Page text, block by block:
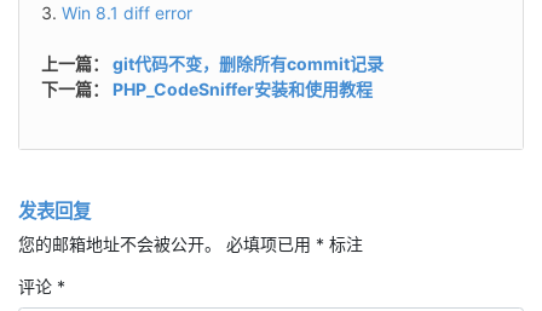
Win 8.1 diff error
上一篇： git代码不变，删除所有commit记录
下一篇： PHP_CodeSniffer安装和使用教程
发表回复
您的邮箱地址不会被公开。 必填项已用 * 标注
评论 *